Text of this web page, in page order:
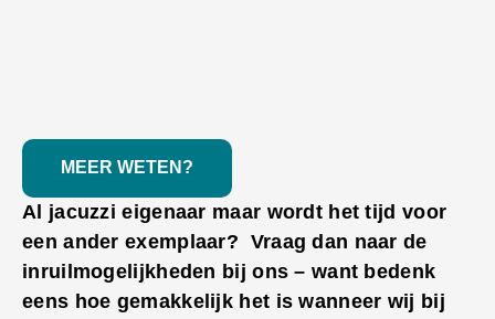
Al jacuzzi eigenaar maar wordt het tijd voor
een ander exemplaar? Vraag dan naar de
inruilmogelijkheden bij ons – want bedenk
eens hoe gemakkelijk het is wanneer wij bij
MEER WETEN?